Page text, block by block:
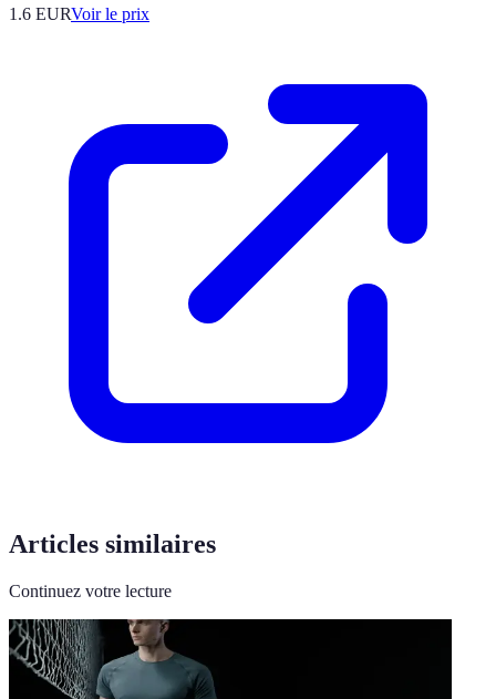
1.6 EURVoir le prix
Articles similaires
Continuez votre lecture